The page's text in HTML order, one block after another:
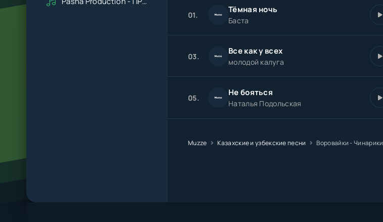
01. Тёмная ночь
Баста
03. Все как у всех
молодой калуга
05. Не бояться
Наталья Подольская
Muzze Казахские и узбекские песни Воровайки - Чинарики